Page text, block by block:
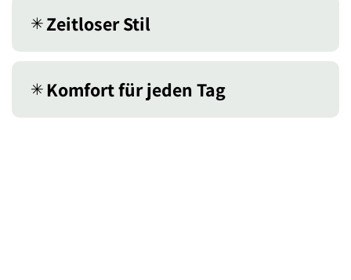
✳︎Zeitloser Stil
✳︎Komfort für jeden Tag